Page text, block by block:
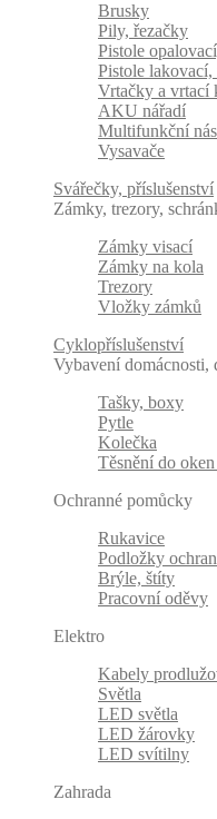
Brusky
Pily, řezačky
Pistole
Pistole lakovací,
Vrtačky a vrtací
AKU nářadí
Multifunkční
Vysavače
Svářečky, příslušenství
Zámky, trezory,
Zámky visací
Zámky na kola
Trezory
Vložky zámků
Cyklopříslušenství
Vybavení domácnosti,
Tašky, boxy
Pytle
Kolečka
Těsnění do
Ochranné pomůcky
Rukavice
Podložky
Brýle, štíty
Pracovní oděvy
Elektro
Kabely
Světla
LED světla
LED žárovky
LED svítilny
Zahrada